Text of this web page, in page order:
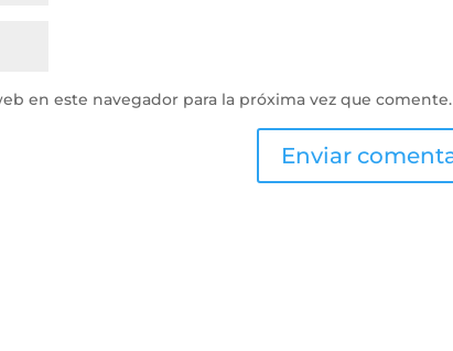
en este navegador para la próxima vez que comente.